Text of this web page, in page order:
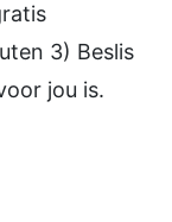
3) Beslis
jou is.